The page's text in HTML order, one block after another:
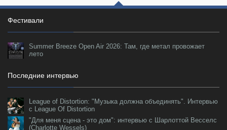
Фестивали
Summer Breeze Open Air 2026: Там, где метал провожает
лето
Последние интервью
League of Distortion: "Музыка должна объединять". Интервью
с League Of Distortion
"Для меня сцена - это дом": интервью с Шарлоттой Весселс
(Charlotte Wessels)